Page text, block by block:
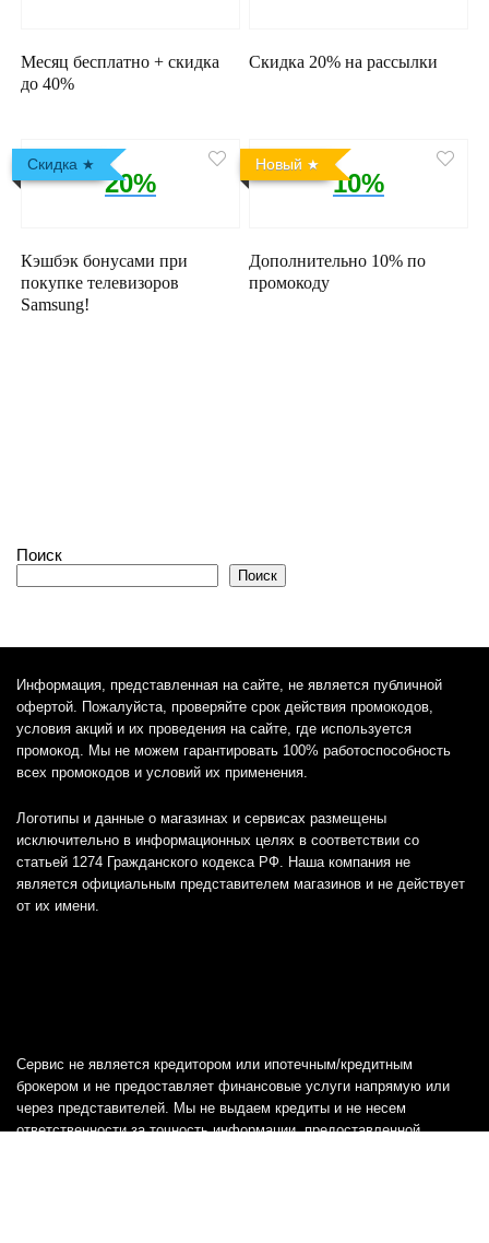
Месяц бесплатно + скидка
до 40%
Скидка 20% на рассылки
Скидка
20%
Кэшбэк бонусами при
покупке телевизоров
Samsung!
Новый
10%
Дополнительно 10% по
промокоду
Поиск
Поиск
Информация, представленная на сайте, не является публичной
офертой. Пожалуйста, проверяйте срок действия промокодов,
условия акций и их проведения на сайте, где используется
промокод. Мы не можем гарантировать 100% работоспособность
всех промокодов и условий их применения.
Логотипы и данные о магазинах и сервисах размещены
исключительно в информационных целях в соответствии со
статьей 1274 Гражданского кодекса РФ. Наша компания не
является официальным представителем магазинов и не действует
от их имени.
Сервис не является кредитором или ипотечным/кредитным
брокером и не предоставляет финансовые услуги напрямую или
через представителей. Мы не выдаем кредиты и не несем
ответственности за точность информации, предоставленной